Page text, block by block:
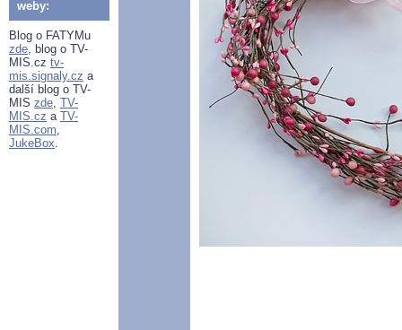
weby:
Blog o FATYMu
zde, blog o TV-
MIS.cz tv-
mis.signaly.cz a
další blog o TV-
MIS zde, TV-
MIS.cz a TV-
MIS.com,
JukeBox.